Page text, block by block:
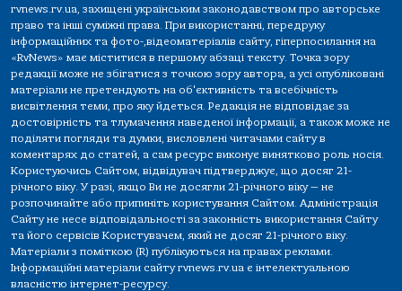
rvnews.rv.ua, захищені українським законодавством про авторське
право та інші суміжні права. При використанні, передруку
інформаційних та фото-,відеоматеріалів сайту, гіперпосилання на
«RvNews» має міститися в першому абзаці тексту. Точка зору
редакції може не збігатися з точкою зору автора, а усі опубліковані
матеріали не претендують на об'єктивність та всебічність
висвітлення теми, про яку йдеться. Редакція не відповідає за
достовірність та тлумачення наведеної інформації, а також може не
поділяти погляди та думки, висловлені читачами сайту в
коментарях до статей, а сам ресурс виконує винятково роль носія.
Користуючись Сайтом, відвідувач підтверджує, що досяг 21-
річного віку. У разі, якщо Ви не досягли 21-річного віку — не
розпочинайте або припиніть користування Сайтом. Адміністрація
Сайту не несе відповідальності за законність використання Сайту
та його сервісів Користувачем, який не досяг 21-річного віку.
Матеріали з поміткою (R) публікуються на правах реклами.
Інформаційні матеріали сайту rvnews.rv.ua є інтелектуальною
власністю інтернет-ресурсу.